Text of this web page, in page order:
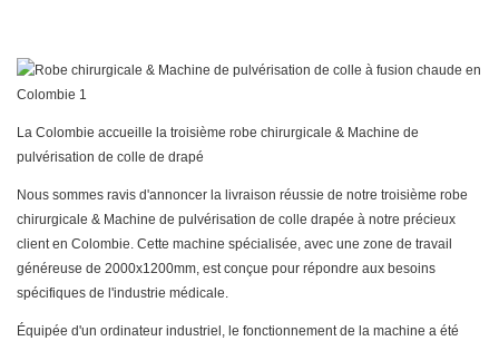
La Colombie accueille la troisième robe chirurgicale & Machine de
pulvérisation de colle de drapé
Nous sommes ravis d'annoncer la livraison réussie de notre troisième robe
chirurgicale & Machine de pulvérisation de colle drapée à notre précieux
client en Colombie. Cette machine spécialisée, avec une zone de travail
généreuse de 2000x1200mm, est conçue pour répondre aux besoins
spécifiques de l'industrie médicale.
Équipée d'un ordinateur industriel, le fonctionnement de la machine a été